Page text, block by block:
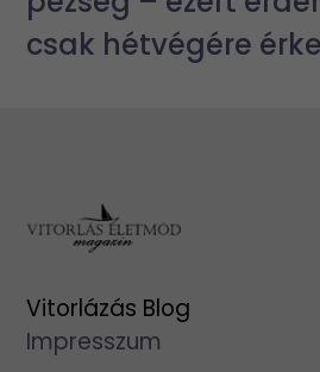
csak hétvégére
Vitorlázás Blog
Impresszum